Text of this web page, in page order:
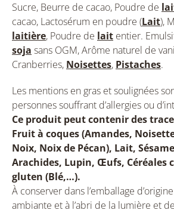
Sucre, Beurre de cacao, Poudre de
cacao, Lactosérum en poudre (Lait),
laitière, Poudre de lait entier.
soja sans OGM, Arôme naturel de
Cranberries, Noisettes, Pistaches.
Les mentions en gras et soulignées
personnes souffrant d’allergies ou
Ce produit peut contenir des
Fruit à coques (Amandes,
Noix, Noix de Pécan), Lait,
Arachides, Lupin, Œufs, Céréales
gluten (Blé,…).
À conserver dans l’emballage
ambiante et à l’abri de la lumière et